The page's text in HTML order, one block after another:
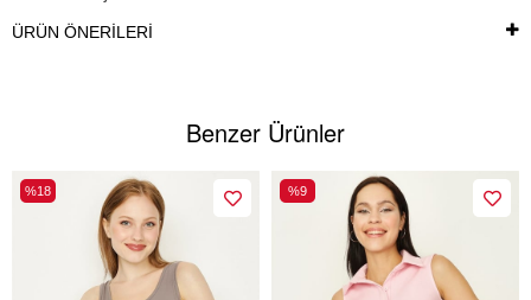
ÜRÜN ÖNERILERI
Benzer Ürünler
%18 %9